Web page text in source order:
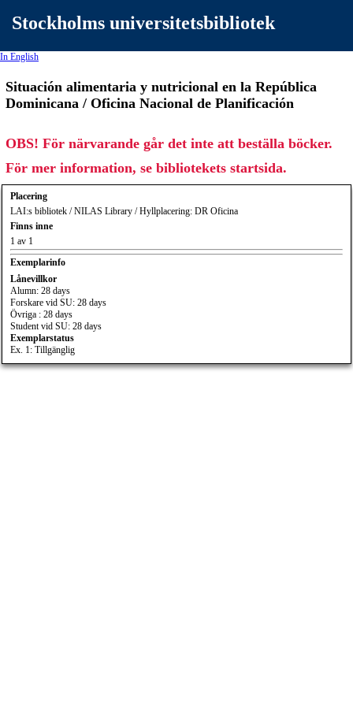
Stockholms universitetsbibliotek
In English
Situación alimentaria y nutricional en la República
Dominicana / Oficina Nacional de Planificación
OBS! För närvarande går det inte att beställa böcker.
För mer information, se bibliotekets startsida.
Placering
LAI:s bibliotek / NILAS Library / Hyllplacering: DR Oficina
Finns inne
1 av 1
Exemplarinfo
Lånevillkor
Alumn: 28 days
Forskare vid SU: 28 days
Övriga : 28 days
Student vid SU: 28 days
Exemplarstatus
Ex. 1: Tillgänglig